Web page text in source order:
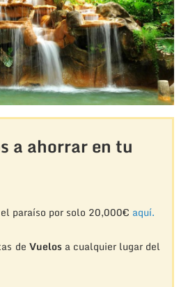
a ahorrar en tu
paraíso por solo 20,000€ aquí.
de Vuelosa cualquier lugar del